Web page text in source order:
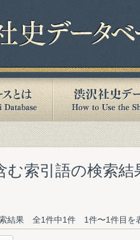
む索引語の検索結
索結果 全1件中1件 1件〜1件目を